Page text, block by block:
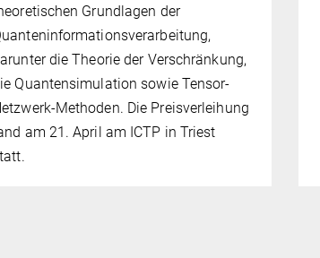
Grundlagen der
die Theorie der Verschränkung,
Quantensimulation sowie Tensor-
Methoden. Die Preisverleihung
am 21. April am ICTP in Triest